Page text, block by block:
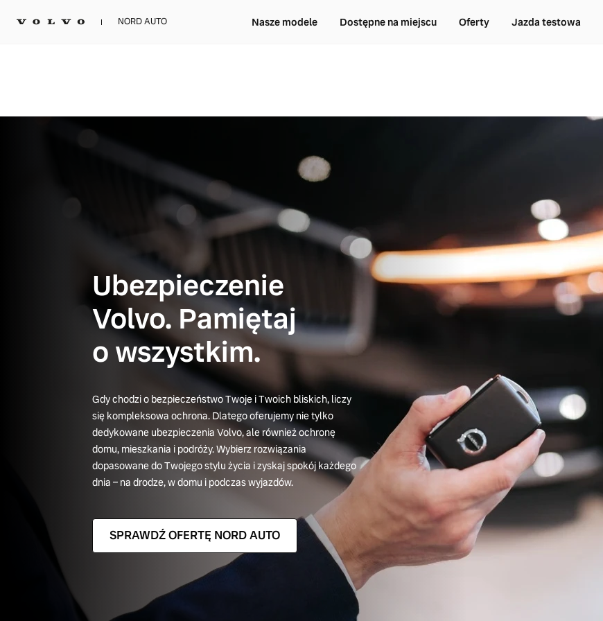
NORD AUTO Nasze modele Dostępne na miejscu Oferty Jazda testowa
Ubezpieczenie
Volvo. Pamiętaj
o wszystkim.
Gdy chodzi o bezpieczeństwo Twoje i Twoich bliskich, liczy
się kompleksowa ochrona. Dlatego oferujemy nie tylko
dedykowane ubezpieczenia Volvo, ale również ochronę
domu, mieszkania i podróży. Wybierz rozwiązania
dopasowane do Twojego stylu życia i zyskaj spokój każdego
dnia – na drodze, w domu i podczas wyjazdów.
SPRAWDŹ OFERTĘ NORD AUTO